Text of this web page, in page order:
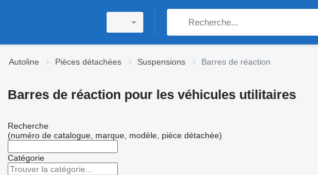
Autoline Pièces détachées Suspensions Barres de réaction
Barres de réaction pour les véhicules utilitaires
Recherche
(numéro de catalogue, marque, modèle, pièce détachée)
Catégorie